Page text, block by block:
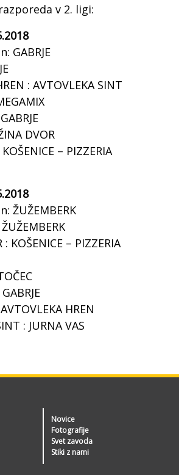
v 2. ligi:
GABRJE
: AVTOVLEKA SINT
DVOR
– PIZZERIA
ŽUŽEMBERK
: KOŠENICE – PIZZERIA
HREN
: JURNA VAS
Novice
Fotografije
Svet zavoda
Stiki z nami